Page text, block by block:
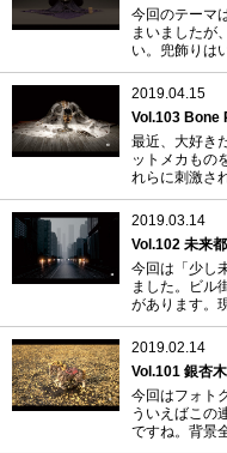
今回のテーマ
まいましたが
い。兜飾りは
2019.04.15
Vol.103 Bone
最近、大好き
ットメカもの
れらに刺激さ
2019.03.14
Vol.102 未来
今回は「少し
ました。ビル
があります。
2019.02.14
Vol.101 銀杏
今回はフォト
ういえばこの
ですね。背景